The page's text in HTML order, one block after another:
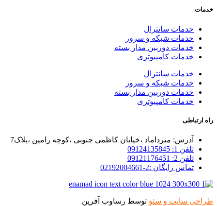
خدمات
خدمات سانترال
خدمات شبکه و سرور
خدمات دوربین مدار بسته
خدمات کامپیوتری
خدمات سانترال
خدمات شبکه و سرور
خدمات دوربین مدار بسته
خدمات کامپیوتری
راه ارتباطی
آدرس: میرداماد ،خیابان کاظمی جنوبی ،کوچه رامین ،پلاک7
تلفن 1: 09124135845
تلفن 2: 09121176451
تماس رایگان :2-02192004661
طراحی سایت و سئو توسط رساوب آفرین